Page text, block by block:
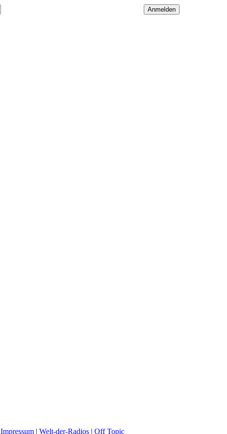
Impressum | Welt-der-Radios | Off Topic